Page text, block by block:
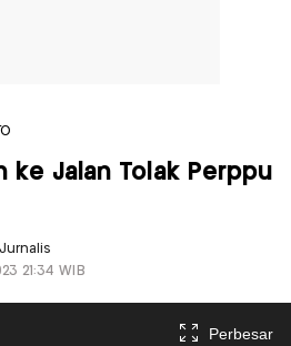
ke Jalan Tolak Perppu
21:34 WIB
Perbesar